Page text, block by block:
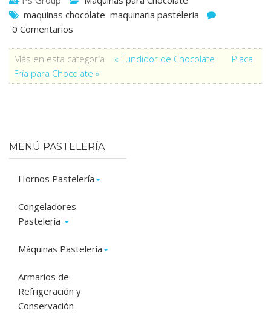
maquinas chocolate maquinaria pasteleria
0 Comentarios
Más en esta categoría « Fundidor de Chocolate
Placa
Fría para Chocolate »
MENÚ PASTELERÍA
Hornos Pastelería
Congeladores
Pastelería
Máquinas Pastelería
Armarios de
Refrigeración y
Conservación